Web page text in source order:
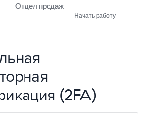
Начать работу
Отдел продаж
(2FA)